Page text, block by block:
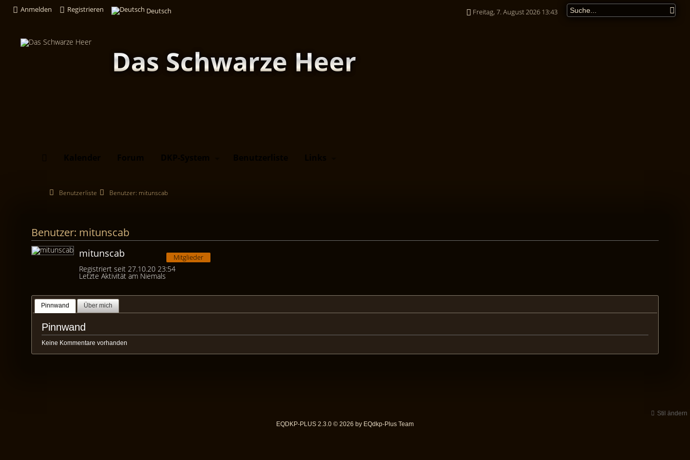
Anmelden Registrieren Deutsch Freitag, 7. August 2026 13:43
Das Schwarze Heer
Benutzerliste Benutzer: mitunscab
Benutzer: mitunscab
mitunscab Mitglieder
Registriert seit 27.10.20 23:54
Letzte Aktivität am Niemals
Pinnwand Über mich
Pinnwand
Keine Kommentare vorhanden
Stil ändern
EQDKP-PLUS 2.3.0 © 2026 by EQdkp-Plus Team